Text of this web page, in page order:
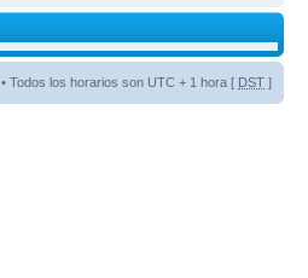
• Todos los horarios son UTC + 1 hora [ DST ]